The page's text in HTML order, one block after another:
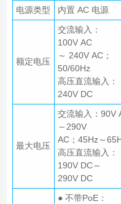
电源类型 内置 AC 电源
额定电压
交流输入：
100V AC
～ 240V AC；
50/60Hz
高压直流输入：
240V DC
最大电压
交流输入：90V
～290V
AC；45Hz～
高压直流输入：
190V DC～
290V DC
● 不带PoE：